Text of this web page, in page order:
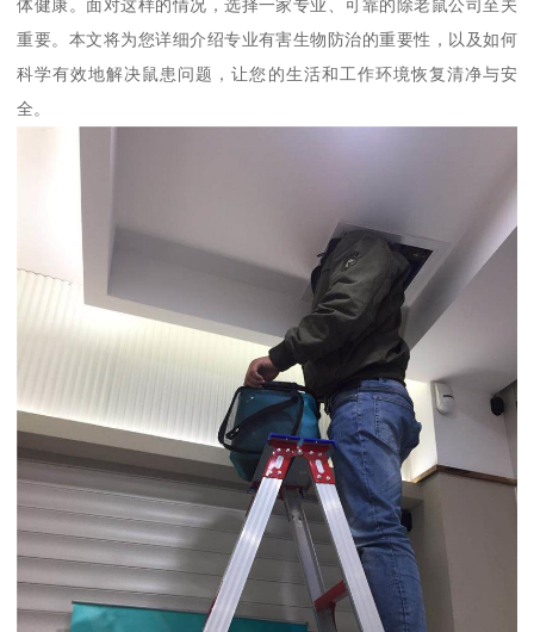
体健康。面对这样的情况，选择一家专业、可靠的除老鼠公司至关
重要。本文将为您详细介绍专业有害生物防治的重要性，以及如何
科学有效地解决鼠患问题，让您的生活和工作环境恢复清净与安
全。